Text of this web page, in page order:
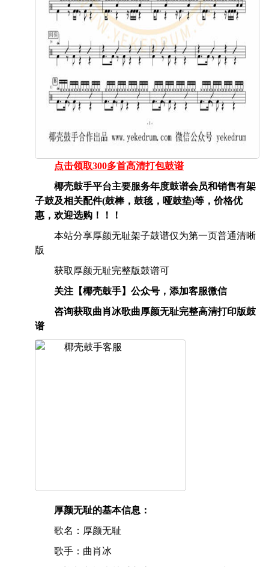
点击领取300多首高清打包鼓谱
椰壳鼓手平台主要服务年度鼓谱会员和销售有架
子鼓及相关配件(鼓棒，鼓毯，哑鼓垫)等，价格优
惠，欢迎选购！！！
本站分享厚颜无耻架子鼓谱仅为第一页普通清晰
版
获取厚颜无耻完整版鼓谱可
关注【椰壳鼓手】公众号，添加客服微信
咨询获取曲肖冰歌曲厚颜无耻完整高清打印版鼓
谱
厚颜无耻的基本信息：
歌名：厚颜无耻
歌手：曲肖冰